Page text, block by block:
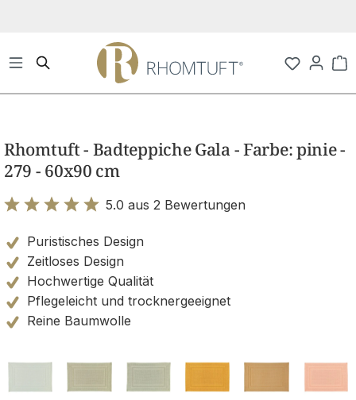
Rhomtuft - Badteppiche Gala - Farbe: pinie -
279 - 60x90 cm
5.0 aus 2 Bewertungen
Puristisches Design
Zeitloses Design
Hochwertige Qualität
Pflegeleicht und trocknergeeignet
Reine Baumwolle